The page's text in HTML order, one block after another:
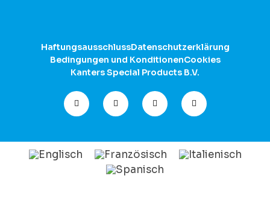
HaftungsausschlussDatenschutzerklärung
Bedingungen und KonditionenCookies
Kanters Special Products B.V.